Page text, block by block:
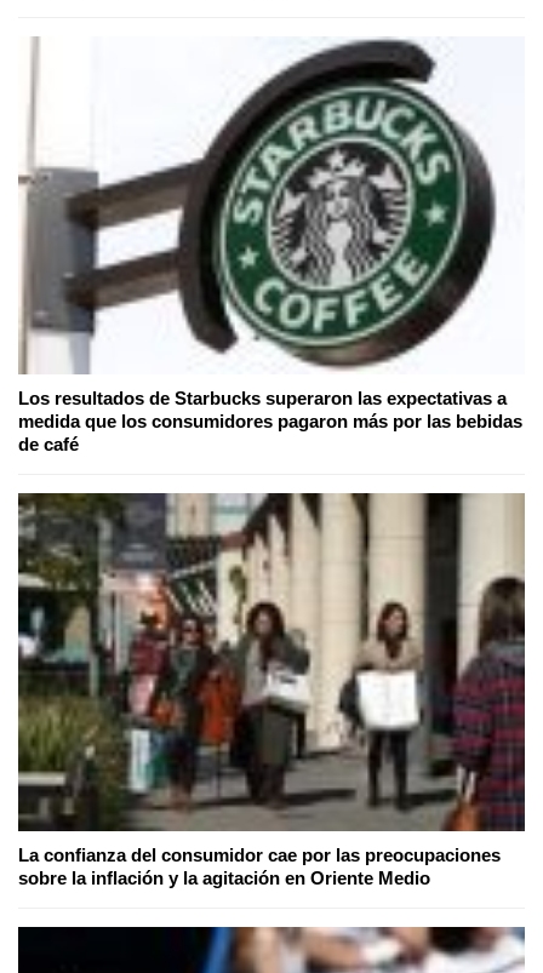
Los resultados de Starbucks superaron las expectativas a
medida que los consumidores pagaron más por las bebidas
de café
La confianza del consumidor cae por las preocupaciones
sobre la inflación y la agitación en Oriente Medio